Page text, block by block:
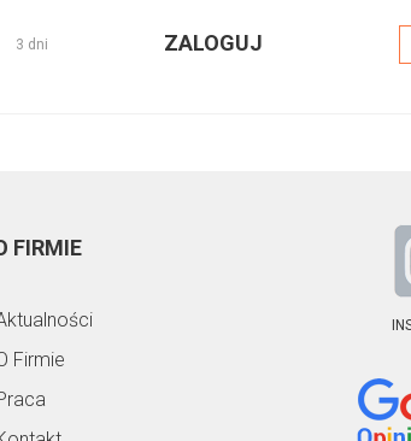
3 dni ZALOGUJ
FIRMIE
Firmie